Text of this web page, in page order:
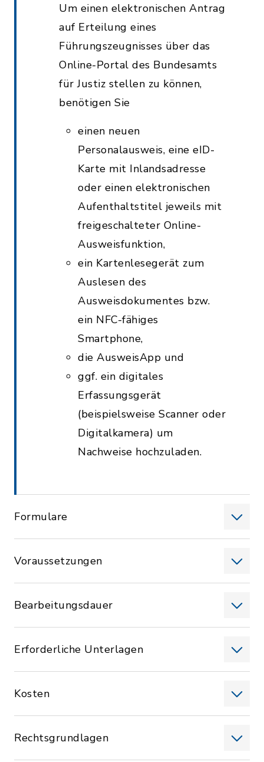
Um einen elektronischen Antrag
auf Erteilung eines
Führungszeugnisses über das
Online-Portal des Bundesamts
für Justiz stellen zu können,
benötigen Sie
einen neuen
Personalausweis, eine eID-
Karte mit Inlandsadresse
oder einen elektronischen
Aufenthaltstitel jeweils mit
freigeschalteter Online-
Ausweisfunktion,
ein Kartenlesegerät zum
Auslesen des
Ausweisdokumentes bzw.
ein NFC-fähiges
Smartphone,
die AusweisApp und
ggf. ein digitales
Erfassungsgerät
(beispielsweise Scanner oder
Digitalkamera) um
Nachweise hochzuladen.
Formulare
Voraussetzungen
Bearbeitungsdauer
Erforderliche Unterlagen
Kosten
Rechtsgrundlagen